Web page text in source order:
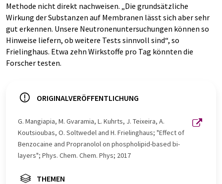
Methode nicht direkt nachweisen. „Die grundsätzliche
Wirkung der Substanzen auf Membranen lässt sich aber sehr
gut erkennen. Unsere Neutronenuntersuchungen können so
Hinweise liefern, ob weitere Tests sinnvoll sind“, so
Frielinghaus. Etwa zehn Wirkstoffe pro Tag könnten die
Forscher testen.
ORIGINALVERÖFFENTLICHUNG
G. Mangiapia, M. Gvaramia, L. Kuhrts, J. Teixeira, A.
Koutsioubas, O. Soltwedel and H. Frielinghaus; "Effect of
Benzocaine and Propranolol on phospholipid-based bi-
layers"; Phys. Chem. Chem. Phys; 2017
THEMEN